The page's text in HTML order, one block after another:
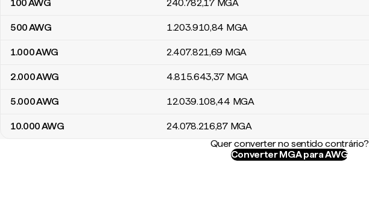
100AWG 240.782,17 MGA
500AWG 1.203.910,84 MGA
1.000AWG 2.407.821,69 MGA
2.000AWG 4.815.643,37 MGA
5.000AWG 12.039.108,44 MGA
10.000AWG 24.078.216,87 MGA
Quer converter no sentido contrário?
Converter MGA para AWG